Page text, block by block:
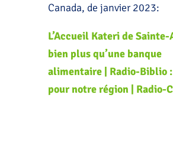
Canada, de janvier 2023:
L’Accueil Kateri de Sainte-
bien plus qu’une banque
alimentaire | Radio-Biblio
pour notre région | Radio-